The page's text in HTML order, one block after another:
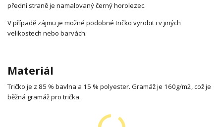
přední straně je namalovaný černý horolezec.
V případě zájmu je možné podobné tričko vyrobit i v jiných
velikostech nebo barvách.
Materiál
Tričko je z 85 % bavlna a 15 % polyester. Gramáž je 160g/m2, což je
běžná gramáž pro trička.